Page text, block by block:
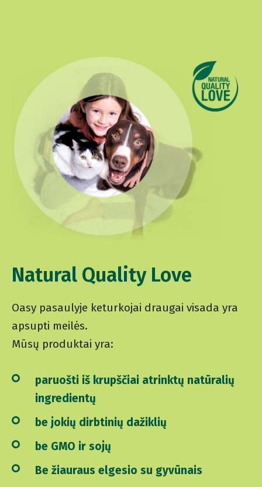
Natural Quality Love
Oasy pasaulyje keturkojai draugai visada yra
apsupti meilės.
Mūsų produktai yra:
paruošti iš krupščiai atrinktų natūralių
ingredientų
be jokių dirbtinių dažiklių
be GMO ir sojų
Be žiauraus elgesio su gyvūnais